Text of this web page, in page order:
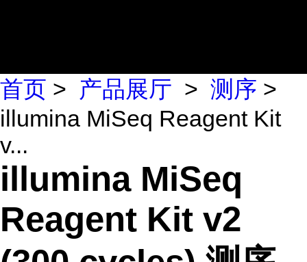
首页 > 产品展厅 > 测序 >
illumina MiSeq Reagent Kit
v...
illumina MiSeq
Reagent Kit v2